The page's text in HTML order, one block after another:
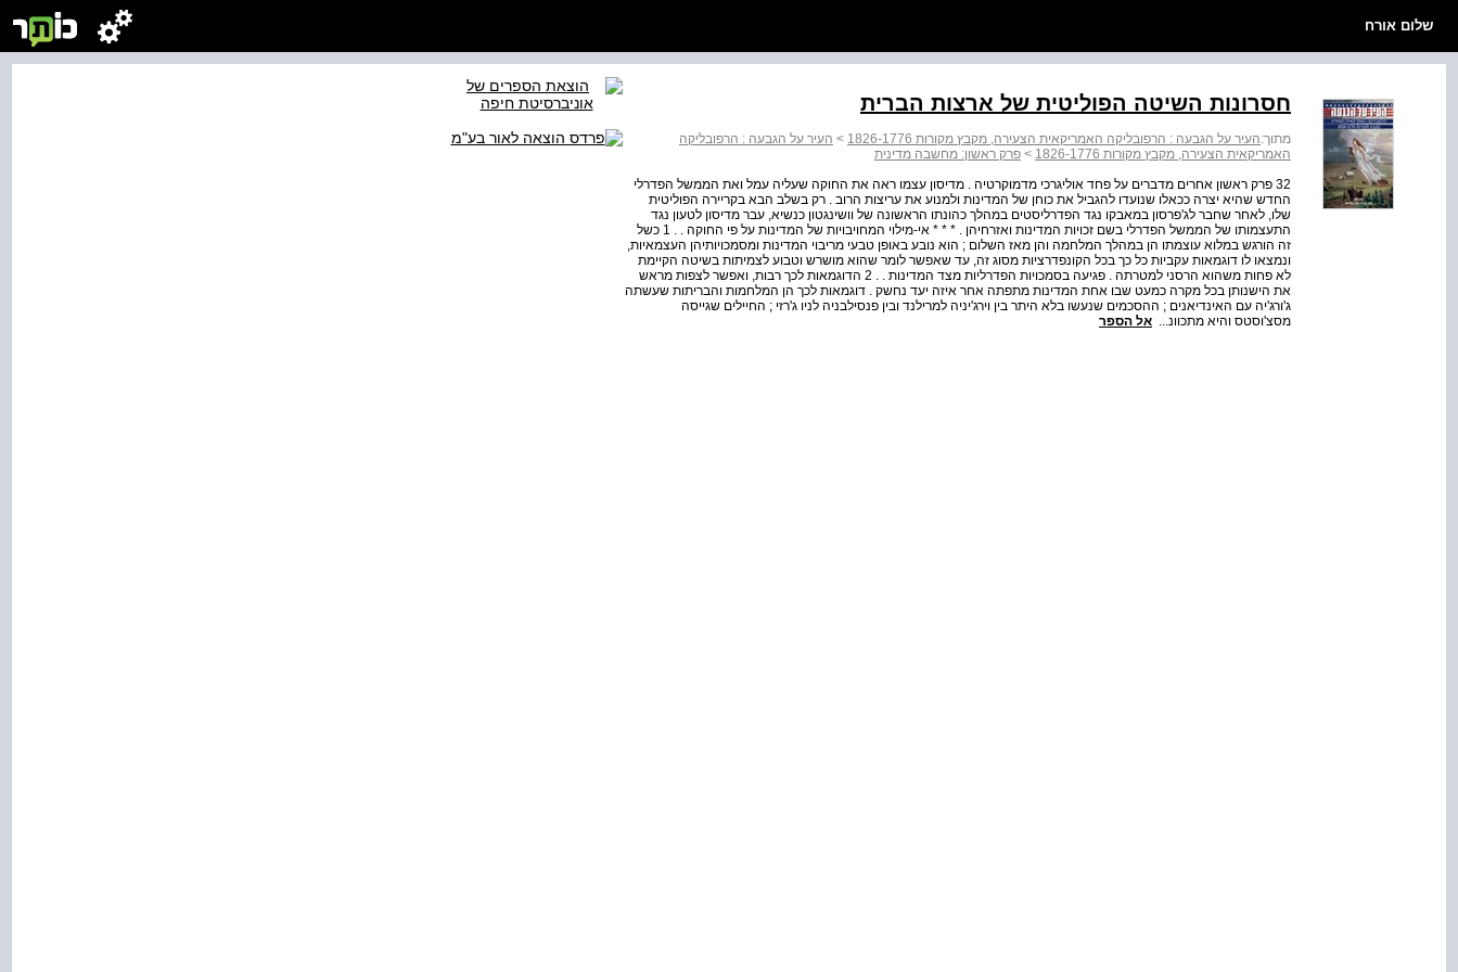
שלום אורח
חסרונות השיטה הפוליטית של ארצות הברית
מתוך:העיר על הגבעה : הרפובליקה האמריקאית הצעירה, מקבץ מקורות 1826-1776 > העיר על הגבעה : הרפובליקה
האמריקאית הצעירה, מקבץ מקורות 1826-1776
> פרק ראשון: מחשבה מדינית
32 פרק ראשון אחרים מדברים על פחד אוליגרכי מדמוקרטיה . מדיסון עצמו ראה את החוקה שעליה עמל ואת הממשל הפדרלי
החדש שהיא יצרה ככאלו שנועדו להגביל את כוחן של המדינות ולמנוע את עריצות הרוב . רק בשלב הבא בקריירה הפוליטית
שלו, לאחר שחבר לג'פרסון במאבקו נגד הפדרליסטים במהלך כהונתו הראשונה של וושינגטון כנשיא, עבר מדיסון לטעון נגד
התעצמותו של הממשל הפדרלי בשם זכויות המדינות ואזרחיהן . * * * אי-מילוי המחויבויות של המדינות על פי החוקה . . 1 כשל
זה הורגש במלוא עוצמתו הן במהלך המלחמה והן מאז השלום ; הוא נובע באופן טבעי מריבוי המדינות ומסמכויותיהן העצמאיות,
ונמצאו לו דוגמאות עקביות כל כך בכל הקונפדרציות מסוג זה, עד שאפשר לומר שהוא מושרש וטבוע לצמיתות בשיטה הקיימת
לא פחות משהוא הרסני למטרתה . פגיעה בסמכויות הפדרליות מצד המדינות . . 2 הדוגמאות לכך רבות, ואפשר לצפות מראש
את הישנותן בכל מקרה כמעט שבו אחת המדינות מתפתה אחר איזה יעד נחשק . דוגמאות לכך הן המלחמות והבריתות שעשתה
ג'ורג'יה עם האינדיאנים ; ההסכמים שנעשו בלא היתר בין וירג'יניה למרילנד ובין פנסילבניה לניו ג'רזי ; החיילים שגייסה
מסצ'וסטס והיא מתכוונ... אל הספר